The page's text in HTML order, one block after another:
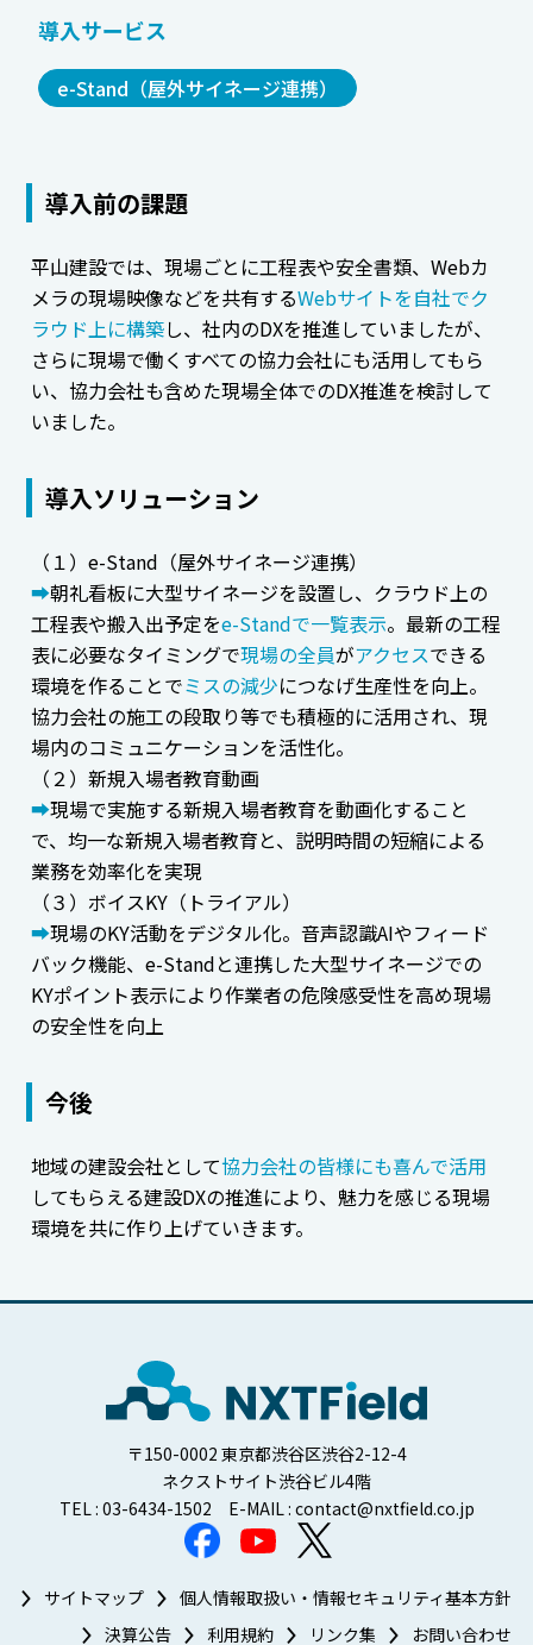
導入サービス
e-Stand（屋外サイネージ連携）
導入前の課題
平山建設では、現場ごとに工程表や安全書類、Webカ
メラの現場映像などを共有するWebサイトを自社でク
ラウド上に構築し、社内のDXを推進していましたが、
さらに現場で働くすべての協力会社にも活用してもら
い、協力会社も含めた現場全体でのDX推進を検討して
いました。
導入ソリューション
（１）e-Stand（屋外サイネージ連携）
➡朝礼看板に大型サイネージを設置し、クラウド上の
工程表や搬入出予定をe-Standで一覧表示。最新の工程
表に必要なタイミングで現場の全員がアクセスできる
環境を作ることでミスの減少につなげ生産性を向上。
協力会社の施工の段取り等でも積極的に活用され、現
場内のコミュニケーションを活性化。
（２）新規入場者教育動画
➡現場で実施する新規入場者教育を動画化すること
で、均一な新規入場者教育と、説明時間の短縮による
業務を効率化を実現
（３）ボイスKY（トライアル）
➡現場のKY活動をデジタル化。音声認識AIやフィード
バック機能、e-Standと連携した大型サイネージでの
KYポイント表示により作業者の危険感受性を高め現場
の安全性を向上
今後
地域の建設会社として協力会社の皆様にも喜んで活用
してもらえる建設DXの推進により、魅力を感じる現場
環境を共に作り上げていきます。
〒150-0002 東京都渋谷区渋谷2-12-4
ネクストサイト渋谷ビル4階
TEL : 03-6434-1502 E-MAIL : contact@nxtfield.co.jp
サイトマップ
個人情報取扱い・情報セキュリティ基本方針
決算公告
利用規約 リンク集 お問い合わせ